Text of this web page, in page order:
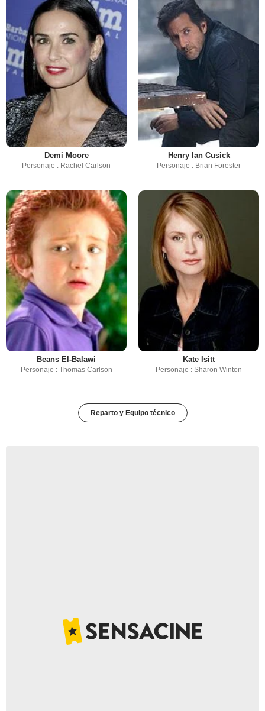
Demi Moore
Personaje : Rachel Carlson
Henry Ian Cusick
Personaje : Brian Forester
Beans El-Balawi
Personaje : Thomas Carlson
Kate Isitt
Personaje : Sharon Winton
Reparto y Equipo técnico